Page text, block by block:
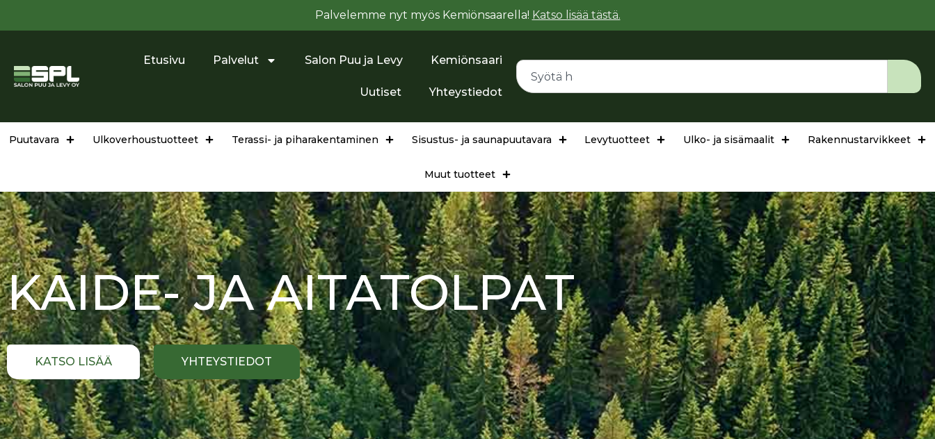
Palvelemme nyt myös Kemiönsaarella! Katso lisää tästä.
Etusivu Palvelut Salon Puu ja Levy Kemiönsaari
Uutiset Yhteystiedot
Puutavara Ulkoverhoustuotteet Terassi- ja piharakentaminen Sisustus- ja saunapuutavara Levytuotteet Ulko- ja sisämaalit Rakennustarvikkeet
Muut tuotteet
KAIDE- JA AITATOLPAT
KATSO LISÄÄ YHTEYSTIEDOT